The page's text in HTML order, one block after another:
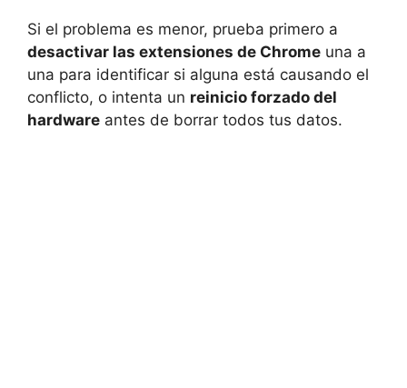
Si el problema es menor, prueba primero a
desactivar las extensiones de Chrome una a
una para identificar si alguna está causando el
conflicto, o intenta un reinicio forzado del
hardware antes de borrar todos tus datos.